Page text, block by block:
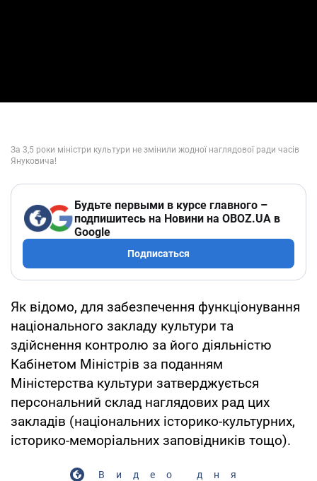
Будьте первыми в курсе главного –
подпишитесь на Новини на OBOZ.UA в
Google
Подписаться
Як відомо, для забезпечення функціонування
національного закладу культури та
здійснення контролю за його діяльністю
Кабінетом Міністрів за поданням
Міністерства культури затверджується
персональний склад наглядових рад цих
закладів (національних історико-культурних,
історико-меморіальних заповідників тощо).
Видео дня